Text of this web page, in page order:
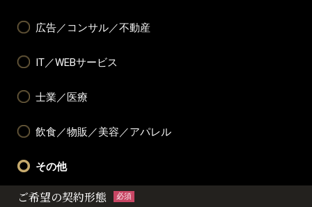
広告／コンサル／不動産
IT／WEBサービス
士業／医療
飲食／物販／美容／アパレル
その他
ご希望の契約形態 必須